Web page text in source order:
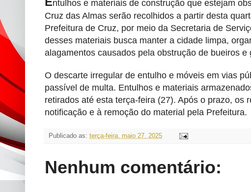
ntulhos e materiais de construção que estejam
Cruz das Almas serão recolhidos a partir desta
Prefeitura de Cruz, por meio da Secretaria de
desses materiais busca manter a cidade limpa,
alagamentos causados pela obstrução de bueiros e
O descarte irregular de entulho e móveis em vias
passível de multa. Entulhos e materiais
retirados até esta terça-feira (27). Após o prazo, os
notificação e à remoção do material pela Prefeitura.
Publicado as: terça-feira, maio 27, 2025
Nenhum comentário: